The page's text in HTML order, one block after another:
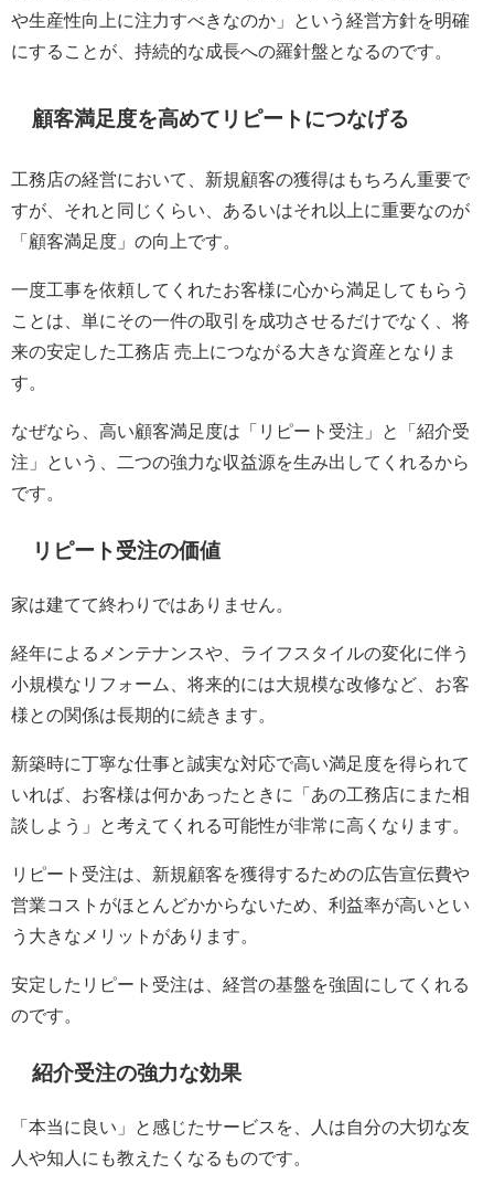
や生産性向上に注力すべきなのか」という経営方針を明確
にすることが、持続的な成長への羅針盤となるのです。
顧客満足度を高めてリピートにつなげる
工務店の経営において、新規顧客の獲得はもちろん重要で
すが、それと同じくらい、あるいはそれ以上に重要なのが
「顧客満足度」の向上です。
一度工事を依頼してくれたお客様に心から満足してもらう
ことは、単にその一件の取引を成功させるだけでなく、将
来の安定した工務店 売上につながる大きな資産となりま
す。
なぜなら、高い顧客満足度は「リピート受注」と「紹介受
注」という、二つの強力な収益源を生み出してくれるから
です。
リピート受注の価値
家は建てて終わりではありません。
経年によるメンテナンスや、ライフスタイルの変化に伴う
小規模なリフォーム、将来的には大規模な改修など、お客
様との関係は長期的に続きます。
新築時に丁寧な仕事と誠実な対応で高い満足度を得られて
いれば、お客様は何かあったときに「あの工務店にまた相
談しよう」と考えてくれる可能性が非常に高くなります。
リピート受注は、新規顧客を獲得するための広告宣伝費や
営業コストがほとんどかからないため、利益率が高いとい
う大きなメリットがあります。
安定したリピート受注は、経営の基盤を強固にしてくれる
のです。
紹介受注の強力な効果
「本当に良い」と感じたサービスを、人は自分の大切な友
人や知人にも教えたくなるものです。